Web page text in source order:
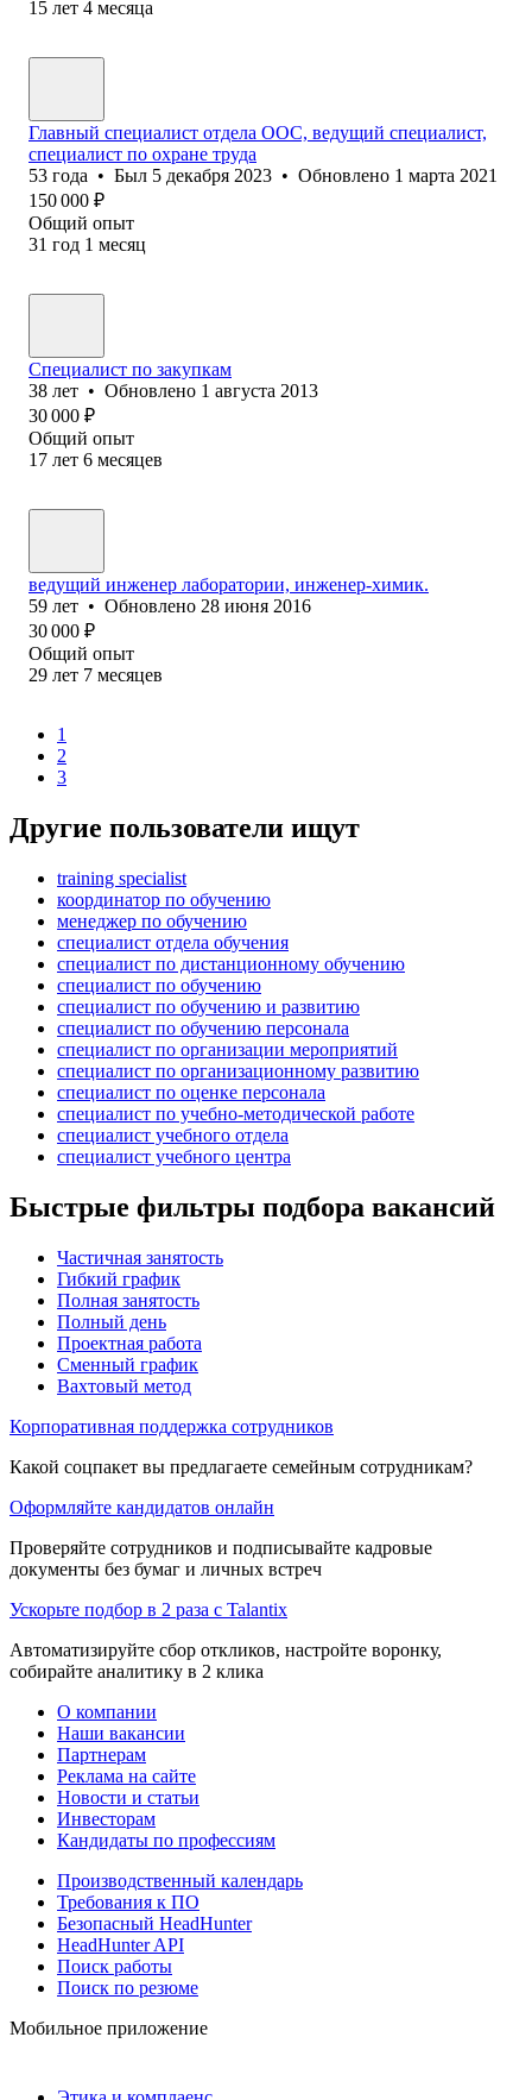
15 лет 4 месяца
Главный специалист отдела ООС, ведущий специалист,
специалист по охране труда
53 года • Был 5 декабря 2023 • Обновлено 1 марта 2021
150 000 ₽
Общий опыт
31 год 1 месяц
Специалист по закупкам
38 лет • Обновлено 1 августа 2013
30 000 ₽
Общий опыт
17 лет 6 месяцев
ведущий инженер лаборатории, инженер-химик.
59 лет • Обновлено 28 июня 2016
30 000 ₽
Общий опыт
29 лет 7 месяцев
1
2
3
Другие пользователи ищут
training specialist
координатор по обучению
менеджер по обучению
специалист отдела обучения
специалист по дистанционному обучению
специалист по обучению
специалист по обучению и развитию
специалист по обучению персонала
специалист по организации мероприятий
специалист по организационному развитию
специалист по оценке персонала
специалист по учебно-методической работе
специалист учебного отдела
специалист учебного центра
Быстрые фильтры подбора вакансий
Частичная занятость
Гибкий график
Полная занятость
Полный день
Проектная работа
Сменный график
Вахтовый метод
Корпоративная поддержка сотрудников
Какой соцпакет вы предлагаете семейным сотрудникам?
Оформляйте кандидатов онлайн
Проверяйте сотрудников и подписывайте кадровые
документы без бумаг и личных встреч
Ускорьте подбор в 2 раза с Talantix
Автоматизируйте сбор откликов, настройте воронку,
собирайте аналитику в 2 клика
О компании
Наши вакансии
Партнерам
Реклама на сайте
Новости и статьи
Инвесторам
Кандидаты по профессиям
Производственный календарь
Требования к ПО
Безопасный HeadHunter
HeadHunter API
Поиск работы
Поиск по резюме
Мобильное приложение